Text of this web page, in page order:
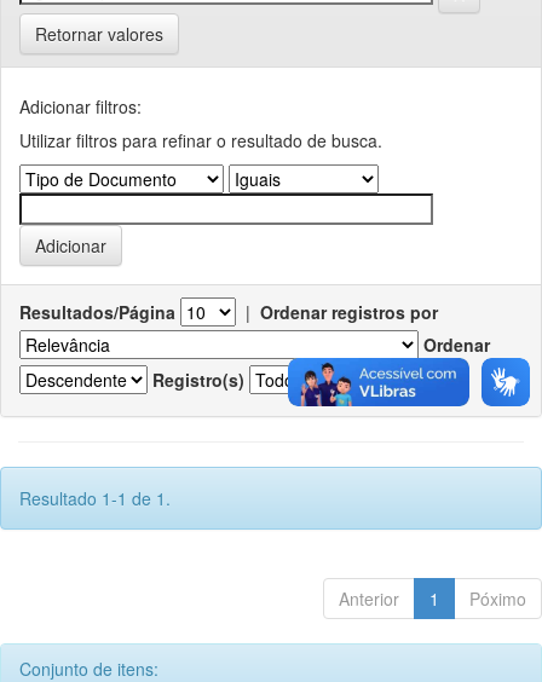
Retornar valores
Adicionar filtros:
Utilizar filtros para refinar o resultado de busca.
Resultados/Página | Ordenar registros por
Ordenar
Registro(s)
Resultado 1-1 de 1.
Anterior 1 Póximo
Conjunto de itens: